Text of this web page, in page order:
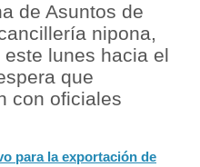
de Asuntos de
nipona,
lunes hacia el
que
con oficiales
para la exportación de